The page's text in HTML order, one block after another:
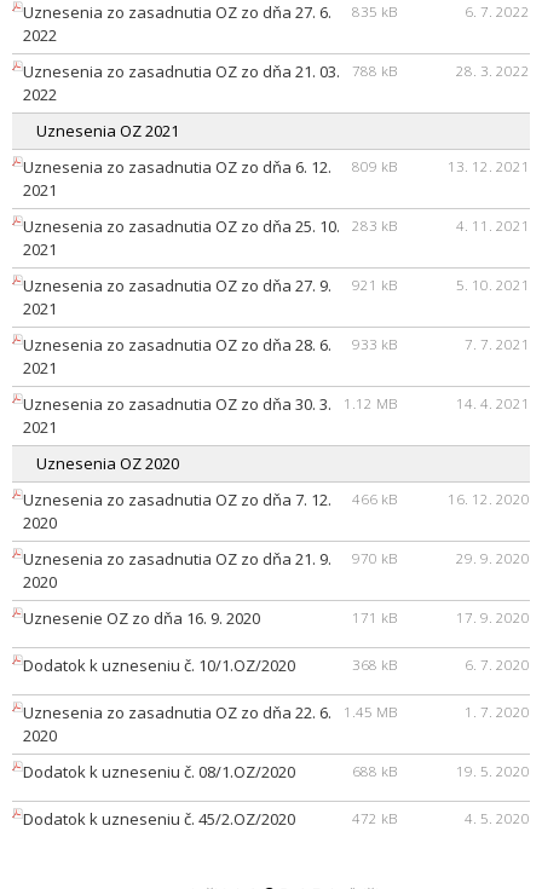
Uznesenia zo zasadnutia OZ zo dňa 27. 6.
2022
835 kB 6. 7. 2022
Uznesenia zo zasadnutia OZ zo dňa 21. 03.
2022
788 kB 28. 3. 2022
Uznesenia OZ 2021
Uznesenia zo zasadnutia OZ zo dňa 6. 12.
2021
809 kB 13. 12. 2021
Uznesenia zo zasadnutia OZ zo dňa 25. 10.
2021
283 kB 4. 11. 2021
Uznesenia zo zasadnutia OZ zo dňa 27. 9.
2021
921 kB 5. 10. 2021
Uznesenia zo zasadnutia OZ zo dňa 28. 6.
2021
933 kB 7. 7. 2021
Uznesenia zo zasadnutia OZ zo dňa 30. 3.
2021
1.12 MB 14. 4. 2021
Uznesenia OZ 2020
Uznesenia zo zasadnutia OZ zo dňa 7. 12.
2020
466 kB 16. 12. 2020
Uznesenia zo zasadnutia OZ zo dňa 21. 9.
2020
970 kB 29. 9. 2020
Uznesenie OZ zo dňa 16. 9. 2020 171 kB 17. 9. 2020
Dodatok k uzneseniu č. 10/1.OZ/2020 368 kB 6. 7. 2020
Uznesenia zo zasadnutia OZ zo dňa 22. 6.
2020
1.45 MB 1. 7. 2020
Dodatok k uzneseniu č. 08/1.OZ/2020 688 kB 19. 5. 2020
Dodatok k uzneseniu č. 45/2.OZ/2020 472 kB 4. 5. 2020